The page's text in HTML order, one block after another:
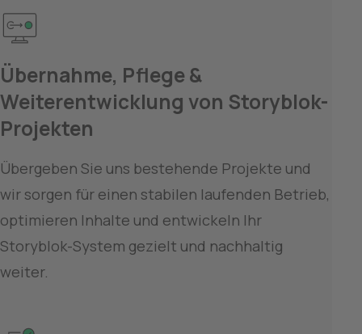
Übernahme, Pflege &
Weiterentwicklung von Storyblok-
Projekten
Übergeben Sie uns bestehende Projekte und
wir sorgen für einen stabilen laufenden Betrieb,
optimieren Inhalte und entwickeln Ihr
Storyblok-System gezielt und nachhaltig
weiter.